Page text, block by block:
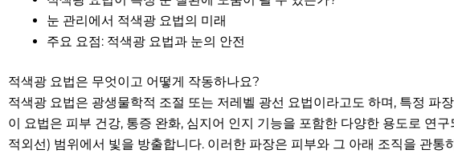
눈 관리에서 적색광 요법의 미래
주요 요점: 적색광 요법과 눈의 안전
적색광 요법은 무엇이고 어떻게 작동하나요?
적색광 요법은 광생물학적 조절 또는 저레벨 광선 요법이라고도 하며, 특정
이 요법은 피부 건강, 통증 완화, 심지어 인지 기능을 포함한 다양한 용도로 연구
적외선) 범위에서 빛을 방출합니다. 이러한 파장은 피부와 그 아래 조직을 관